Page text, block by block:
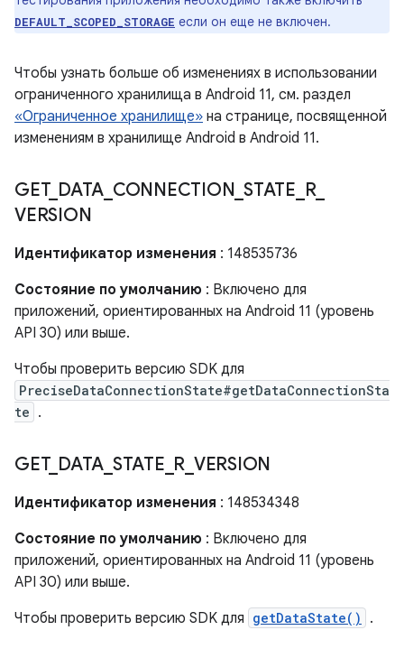
DEFAULT_SCOPED_STORAGE если он еще не включен.
Чтобы узнать больше об изменениях в использовании
ограниченного хранилища в Android 11, см. раздел
«Ограниченное хранилище» на странице, посвященной
изменениям в хранилище Android в Android 11.
GET_ DATA CONNECTION STATE R_
VERSION
Идентификатор изменения : 148535736
Состояние по умолчанию : Включено для
приложений, ориентированных на Android 11 (уровень
API 30) или выше.
Чтобы проверить версию SDK для
PreciseDataConnectionState#getDataConnectionSta
te .
GET_ DATA STATE R VERSION
Идентификатор изменения : 148534348
Состояние по умолчанию : Включено для
приложений, ориентированных на Android 11 (уровень
API 30) или выше.
Чтобы проверить версию SDK для getDataState() .